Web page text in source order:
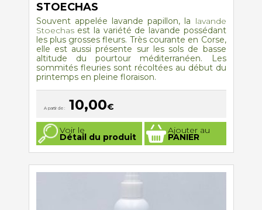
STOECHAS
Souvent appelée lavande papillon, la lavande
Stoechasest la variété de lavande possédant
les plus grosses fleurs. Très courante en Corse,
elle est aussi présente sur les sols de basse
altitude du pourtour méditerranéen. Les
sommités fleuries sont récoltées au début du
printemps en pleine floraison.
A partir de : 10,00€
Voir le
Détail du produit
Ajouter au
PANIER
Ce
produit
a
plusieurs
Les
options